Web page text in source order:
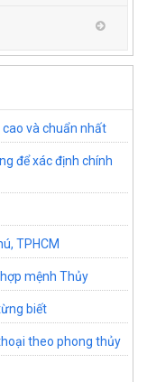
và chuẩn nhất
để xác định chính
TPHCM
mệnh Thủy
biết
theo phong thủy